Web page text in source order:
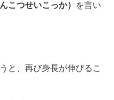
こつせいこっか） を言い
と、再び身長が伸びるこ